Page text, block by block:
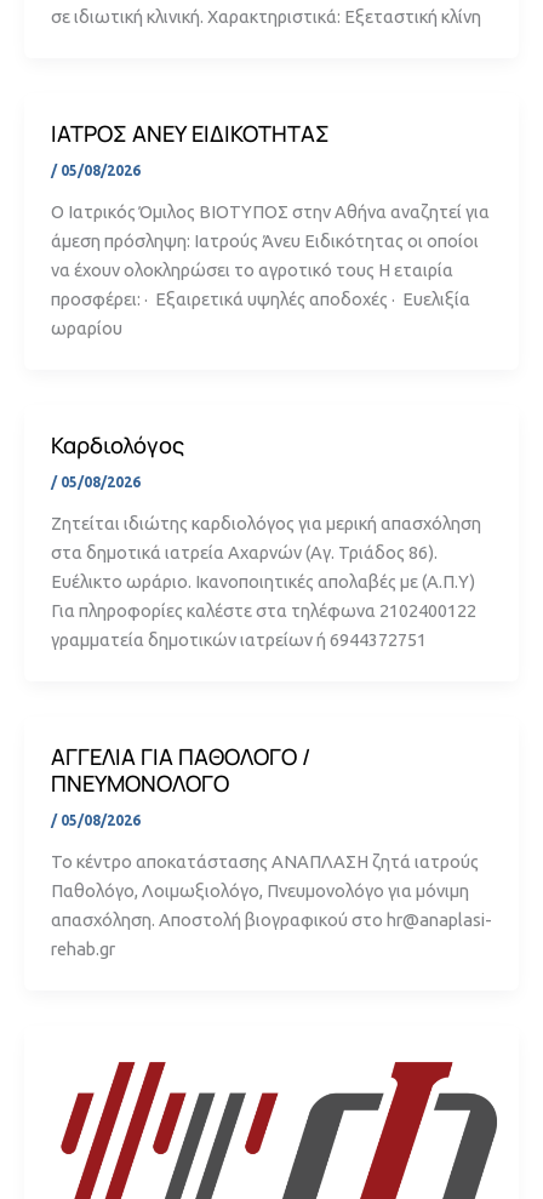
σε ιδιωτική κλινική. Χαρακτηριστικά: Εξεταστική κλίνη
ΙΑΤΡΟΣ ΑΝΕΥ ΕΙΔΙΚΟΤΗΤΑΣ
/ 05/08/2026
Ο Ιατρικός Όμιλος ΒΙΟΤΥΠΟΣ στην Αθήνα αναζητεί για
άμεση πρόσληψη: Ιατρούς Άνευ Ειδικότητας οι οποίοι
να έχουν ολοκληρώσει το αγροτικό τους Η εταιρία
προσφέρει: · Εξαιρετικά υψηλές αποδοχές · Ευελιξία
ωραρίου
Καρδιολόγος
/ 05/08/2026
Ζητείται ιδιώτης καρδιολόγος για μερική απασχόληση
στα δημοτικά ιατρεία Αχαρνών (Αγ. Τριάδος 86).
Ευέλικτο ωράριο. Ικανοποιητικές απολαβές με (Α.Π.Υ)
Για πληροφορίες καλέστε στα τηλέφωνα 2102400122
γραμματεία δημοτικών ιατρείων ή 6944372751
ΑΓΓΕΛΙΑ ΓΙΑ ΠΑΘΟΛΟΓΟ /
ΠΝΕΥΜΟΝΟΛΟΓΟ
/ 05/08/2026
To κέντρο αποκατάστασης ΑΝΑΠΛΑΣΗ ζητά ιατρούς
Παθολόγο, Λοιμωξιολόγο, Πνευμονολόγο για μόνιμη
απασχόληση. Αποστολή βιογραφικού στο hr@anaplasi-
rehab.gr